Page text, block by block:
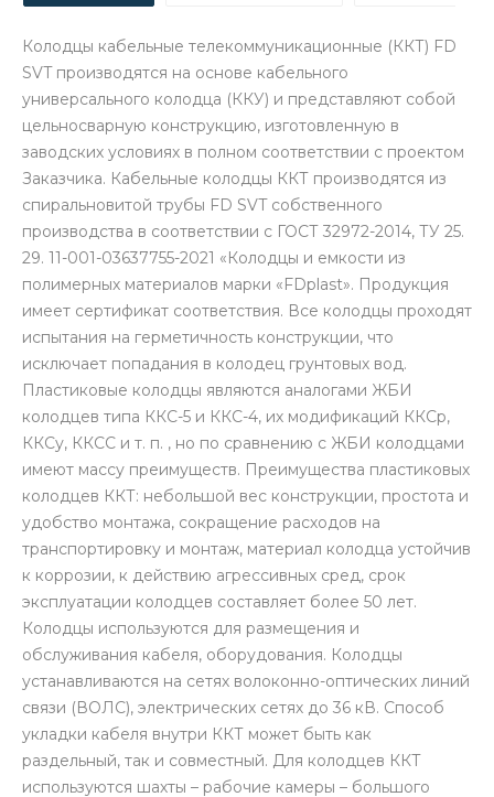
Колодцы кабельные телекоммуникационные (ККТ) FD
SVT производятся на основе кабельного
универсального колодца (ККУ) и представляют собой
цельносварную конструкцию, изготовленную в
заводских условиях в полном соответствии с проектом
Заказчика. Кабельные колодцы ККТ производятся из
спиральновитой трубы FD SVT собственного
производства в соответствии с ГОСТ 32972-2014, ТУ 25.
29. 11-001-03637755-2021 «Колодцы и емкости из
полимерных материалов марки «FDplast». Продукция
имеет сертификат соответствия. Все колодцы проходят
испытания на герметичность конструкции, что
исключает попадания в колодец грунтовых вод.
Пластиковые колодцы являются аналогами ЖБИ
колодцев типа ККС-5 и ККС-4, их модификаций ККСр,
ККСу, ККСС и т. п. , но по сравнению с ЖБИ колодцами
имеют массу преимуществ. Преимущества пластиковых
колодцев ККТ: небольшой вес конструкции, простота и
удобство монтажа, сокращение расходов на
транспортировку и монтаж, материал колодца устойчив
к коррозии, к действию агрессивных сред, срок
эксплуатации колодцев составляет более 50 лет.
Колодцы используются для размещения и
обслуживания кабеля, оборудования. Колодцы
устанавливаются на сетях волоконно-оптических линий
связи (ВОЛС), электрических сетях до 36 кВ. Способ
укладки кабеля внутри ККТ может быть как
раздельный, так и совместный. Для колодцев ККТ
используются шахты – рабочие камеры – большого